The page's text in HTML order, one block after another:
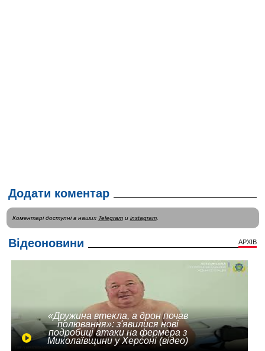
Додати коментар
Коментарі доступні в наших Telegramи instagram.
Відеоновини АРХІВ
«Дружина втекла, а дрон почав
полювання»: з'явилися нові
подробиці атаки на фермера з
Миколаївщини у Херсоні (відео)